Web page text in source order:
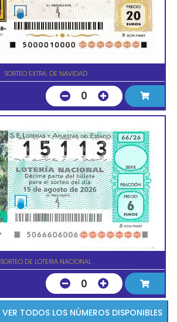
SORTEO EXTRA. DE NAVIDAD
0
SORTEO DE LOTERIA NACIONAL
0
VER TODOS LOS NÚMEROS DISPONIBLES